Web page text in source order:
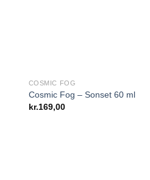
COSMIC FOG
Cosmic Fog – Sonset 60 ml
kr.169,00